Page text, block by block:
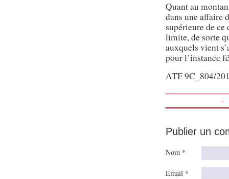
Quant au
dans une affaire
supérieure de
limite, de sorte
auxquels vient
pour l’instance
ATF 9C_804/
-
Publier un
Nom *
Email *